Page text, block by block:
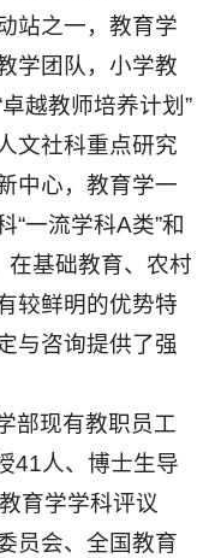
站之一，教育学
学团队，小学教
越教师培养计划”
文社科重点研究
中心，教育学一
“一流学科A类”和
在基础教育、农村
较鲜明的优势特
与咨询提供了强
部现有教职员工
41人、博士生导
育学学科评议
员会、全国教育